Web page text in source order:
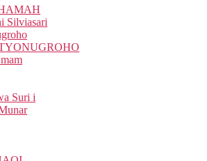
Silviasari
Suri i